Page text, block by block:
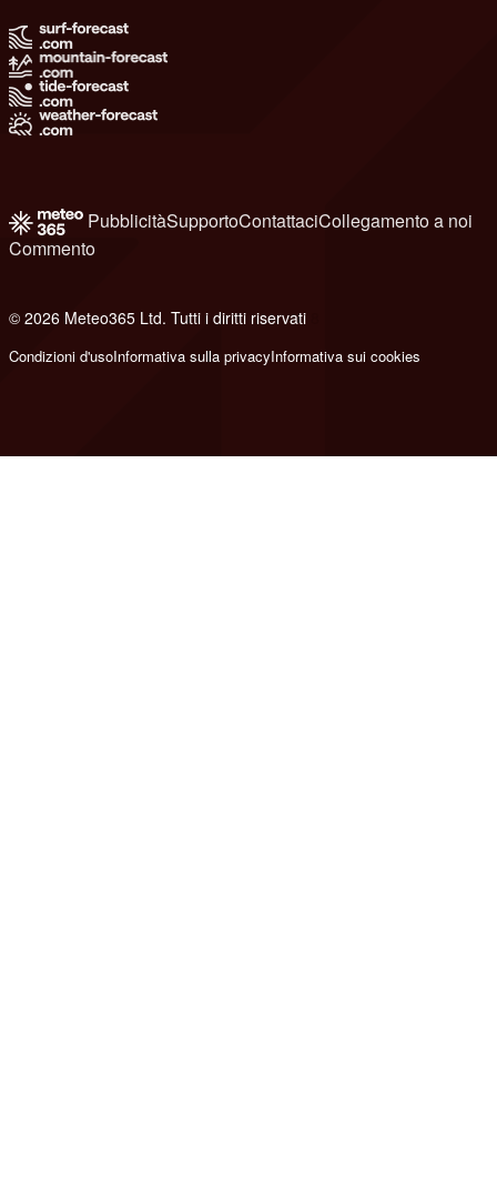
PubblicitàSupportoContattaciCollegamento a noi
Commento
© 2026 Meteo365 Ltd. Tutti i diritti riservati
Condizioni d'usoInformativa sulla privacyInformativa sui cookies